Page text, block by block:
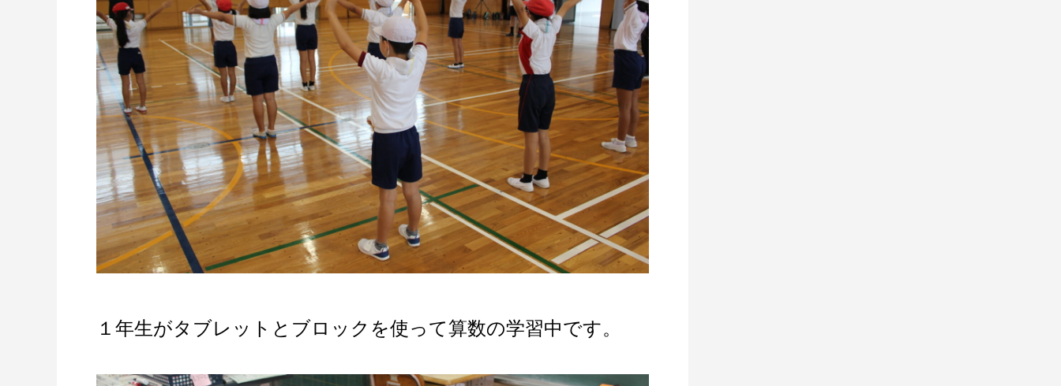
１年生がタブレットとブロックを使って算数の学習中です。